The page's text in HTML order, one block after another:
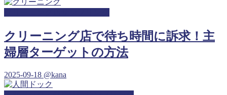
クリーニング店で待ち時間に訴求！主
婦層ターゲットの方法
2025-09-18 @kana